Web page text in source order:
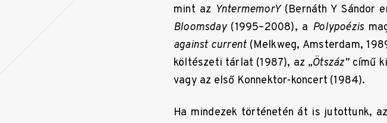
mint az YntermemorY(Bernáth Y Sándor
Bloomsday(1995–2008), a Polypoézis
against current(Melkweg, Amsterdam,
költészeti tárlat (1987), az „Ötszáz”című
vagy az első Konnektor-koncert (1984).
Ha mindezek történetén át is jutottunk,